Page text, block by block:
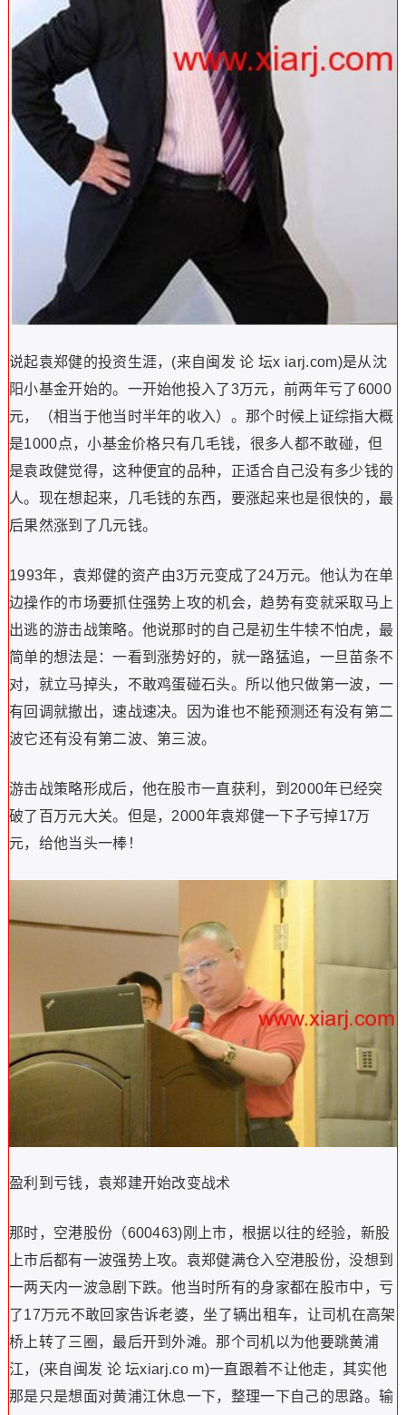
说起袁郑健的投资生涯，(来自闽发 论 坛x iarj.com)是从沈
阳小基金开始的。一开始他投入了3万元，前两年亏了6000
元，（相当于他当时半年的收入）。那个时候上证综指大概
是1000点，小基金价格只有几毛钱，很多人都不敢碰，但
是袁政健觉得，这种便宜的品种，正适合自己没有多少钱的
人。现在想起来，几毛钱的东西，要涨起来也是很快的，最
后果然涨到了几元钱。
1993年，袁郑健的资产由3万元变成了24万元。他认为在单
边操作的市场要抓住强势上攻的机会，趋势有变就采取马上
出逃的游击战策略。他说那时的自己是初生牛犊不怕虎，最
简单的想法是：一看到涨势好的，就一路猛追，一旦苗条不
对，就立马掉头，不敢鸡蛋碰石头。所以他只做第一波，一
有回调就撤出，速战速决。因为谁也不能预测还有没有第二
波它还有没有第二波、第三波。
游击战策略形成后，他在股市一直获利，到2000年已经突
破了百万元大关。但是，2000年袁郑健一下子亏掉17万
元，给他当头一棒！
盈利到亏钱，袁郑建开始改变战术
那时，空港股份（600463)刚上市，根据以往的经验，新股
上市后都有一波强势上攻。袁郑健满仓入空港股份，没想到
一两天内一波急剧下跌。他当时所有的身家都在股市中，亏
了17万元不敢回家告诉老婆，坐了辆出租车，让司机在高架
桥上转了三圈，最后开到外滩。那个司机以为他要跳黄浦
江，(来自闽发 论 坛xiarj.co m)一直跟着不让他走，其实他
那是只是想面对黄浦江休息一下，整理一下自己的思路。输